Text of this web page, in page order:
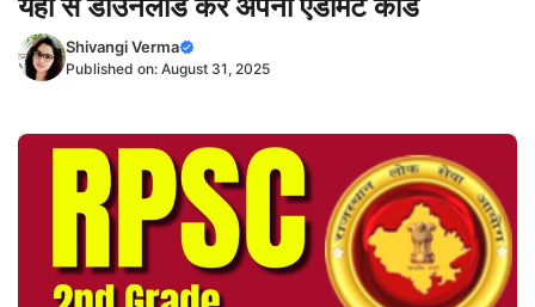
Shivangi Verma
Published on: August 31, 2025